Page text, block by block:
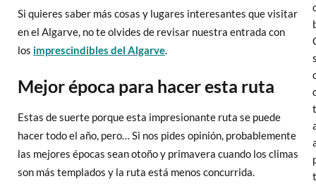
Si quieres saber más cosas y lugares interesantes que visitar
en el Algarve, no te olvides de revisar nuestra entrada con
los imprescindibles del Algarve.
Mejor época para hacer esta ruta
Estas de suerte porque esta impresionante ruta se puede
hacer todo el año, pero… Si nos pides opinión, probablemente
las mejores épocas sean otoño y primavera cuando los climas
son más templados y la ruta está menos concurrida.